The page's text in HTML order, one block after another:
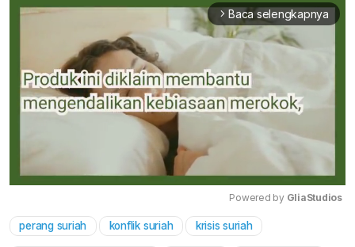
arrow_forward_ios Baca selengkapnya
Powered by GliaStudios
perang suriah konflik suriah krisis suriah